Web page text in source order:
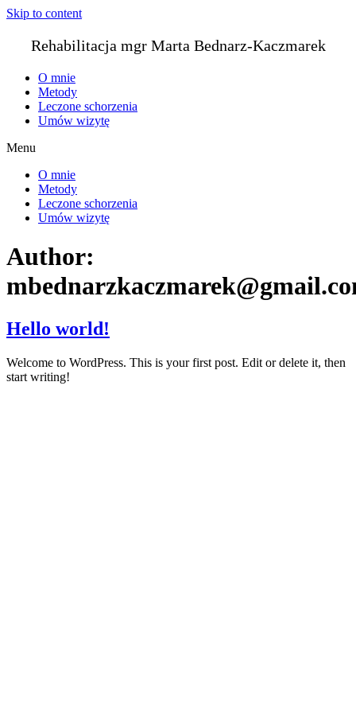
Skip to content
Rehabilitacja mgr Marta Bednarz-Kaczmarek
O mnie
Metody
Leczone schorzenia
Umów wizytę
Menu
O mnie
Metody
Leczone schorzenia
Umów wizytę
Author:
Hello world!
Welcome to WordPress. This is your first post. Edit or delete it, then
start writing!